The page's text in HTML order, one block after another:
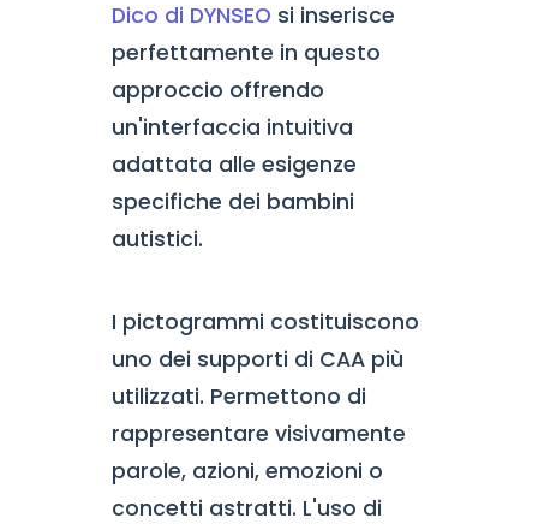
Dico di DYNSEO si inserisce
perfettamente in questo
approccio offrendo
un'interfaccia intuitiva
adattata alle esigenze
specifiche dei bambini
autistici.
I pictogrammi costituiscono
uno dei supporti di CAA più
utilizzati. Permettono di
rappresentare visivamente
parole, azioni, emozioni o
concetti astratti. L'uso di